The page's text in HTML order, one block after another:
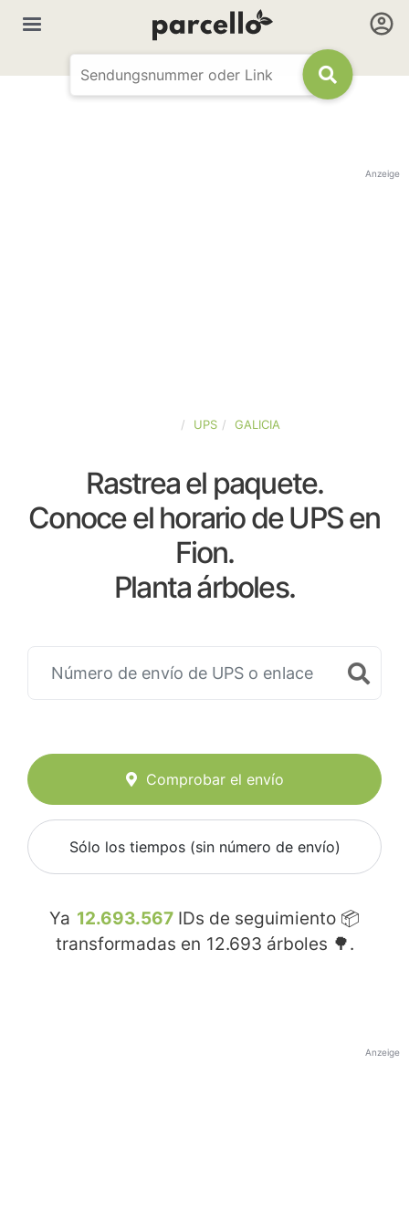
Anzeige
UPS GALICIA
Rastrea el paquete.
Conoce el horario de UPS en
Fion.
Planta árboles.
Comprobar el envío
Sólo los tiempos (sin número de envío)
Ya 12.693.567 IDs de seguimiento 📦
transformadas en 12.693 árboles 🌳.
Anzeige